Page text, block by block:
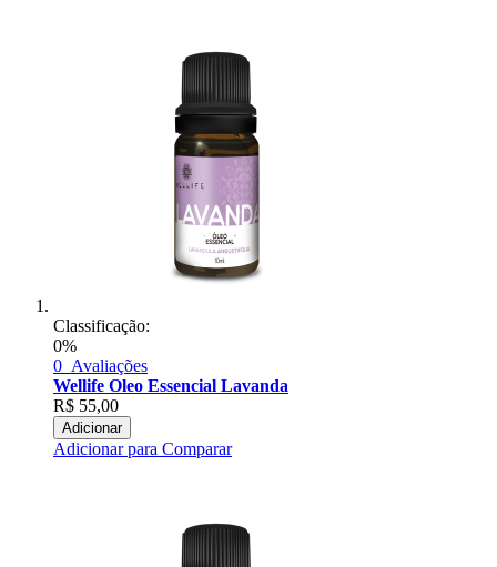
Classificação:
0%
0 Avaliações
Wellife Oleo Essencial Lavanda
R$ 55,00
Adicionar
Adicionar para Comparar